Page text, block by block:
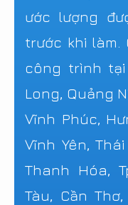
ước lượng
trước khi làm.
công trình tại
Long, Quảng
Vĩnh Phúc,
Vĩnh Yên,
Thanh Hóa,
Tàu, Cần